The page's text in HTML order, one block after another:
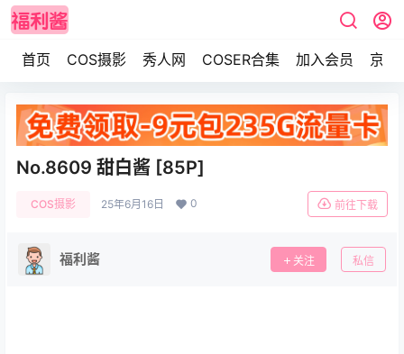
首页 COS摄影 秀人网 COSER合集 加入会员 京东
No.8609 甜白酱 [85P]
COS摄影 25年6月16日 0 前往下载
福利酱 关注 私信